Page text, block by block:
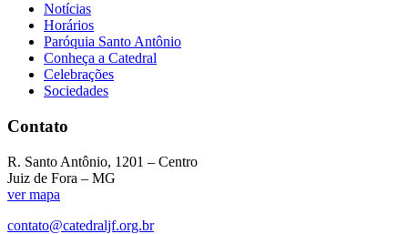
Notícias
Horários
Paróquia Santo Antônio
Conheça a Catedral
Celebrações
Sociedades
Contato
R. Santo Antônio, 1201 – Centro
Juiz de Fora – MG
ver mapa
contato@catedraljf.org.br